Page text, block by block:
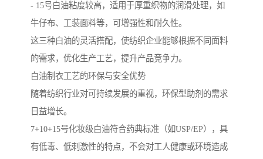
- 15号白油粘度较高，适用于厚重织物的润滑处理，如
牛仔布、工装面料等，可增强性和耐久性。
这三种白油的灵活搭配，使纺织企业能够根据不同面料
的需求，优化生产工艺，提升产品竞争力。
白油制衣工艺的环保与安全优势
随着纺织行业对可持续发展的重视，环保型助剂的需求
日益增长。
7+10+15号化妆级白油符合药典标准（如USP/EP），具
有低毒、低刺激性的特点，不会对工人健康或环境造成